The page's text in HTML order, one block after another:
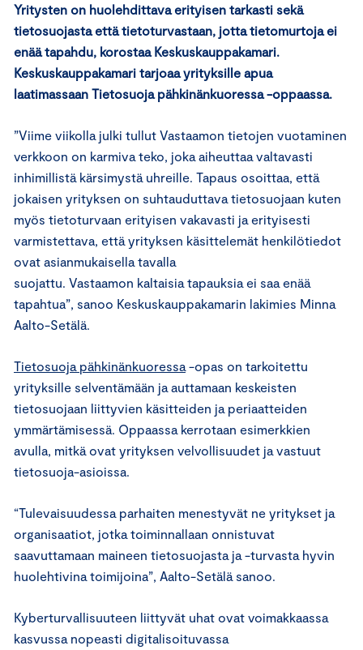
Yritysten on huolehdittava erityisen tarkasti sekä
tietosuojasta että tietoturvastaan, jotta tietomurtoja ei
enää tapahdu, korostaa Keskuskauppakamari.
Keskuskauppakamari tarjoaa yrityksille apua
laatimassaan Tietosuoja pähkinänkuoressa -oppaassa.
”Viime viikolla julki tullut Vastaamon tietojen vuotaminen
verkkoon on karmiva teko, joka aiheuttaa valtavasti
inhimillistä kärsimystä uhreille. Tapaus osoittaa, että
jokaisen yrityksen on suhtauduttava tietosuojaan kuten
myös tietoturvaan erityisen vakavasti ja erityisesti
varmistettava, että yrityksen käsittelemät henkilötiedot
ovat asianmukaisella tavalla
suojattu. Vastaamon kaltaisia tapauksia ei saa enää
tapahtua”, sanoo Keskuskauppakamarin lakimies Minna
Aalto-Setälä.
Tietosuoja pähkinänkuoressa -opas on tarkoitettu
yrityksille selventämään ja auttamaan keskeisten
tietosuojaan liittyvien käsitteiden ja periaatteiden
ymmärtämisessä. Oppaassa kerrotaan esimerkkien
avulla, mitkä ovat yrityksen velvollisuudet ja vastuut
tietosuoja-asioissa.
“Tulevaisuudessa parhaiten menestyvät ne yritykset ja
organisaatiot, jotka toiminnallaan onnistuvat
saavuttamaan maineen tietosuojasta ja -turvasta hyvin
huolehtivina toimijoina”, Aalto-Setälä sanoo.
Kyberturvallisuuteen liittyvät uhat ovat voimakkaassa
kasvussa nopeasti digitalisoituvassa